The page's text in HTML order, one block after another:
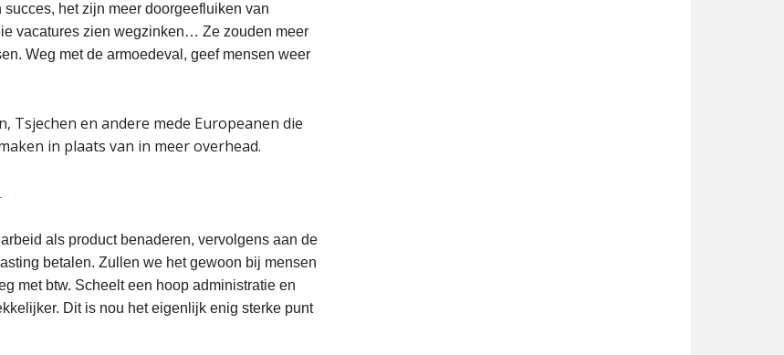
het zijn meer doorgeefluiken van
vacatures zien wegzinken… Ze zouden meer
Weg met de armoedeval, geef mensen weer
Tsjechen en andere mede Europeanen die
in plaats van in meer overhead.
als product benaderen, vervolgens aan de
betalen. Zullen we het gewoon bij mensen
met btw. Scheelt een hoop administratie en
Dit is nou het eigenlijk enig sterke punt